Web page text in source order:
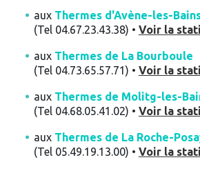
aux Thermes d'Avène-les-
(Tel 04.67.23.43.38) • Voir la
aux Thermes de La Bourboule
(Tel 04.73.65.57.71) • Voir la
aux Thermes de Molitg-les-
(Tel 04.68.05.41.02) • Voir la
aux Thermes de La Roche-
(Tel 05.49.19.13.00) • Voir la